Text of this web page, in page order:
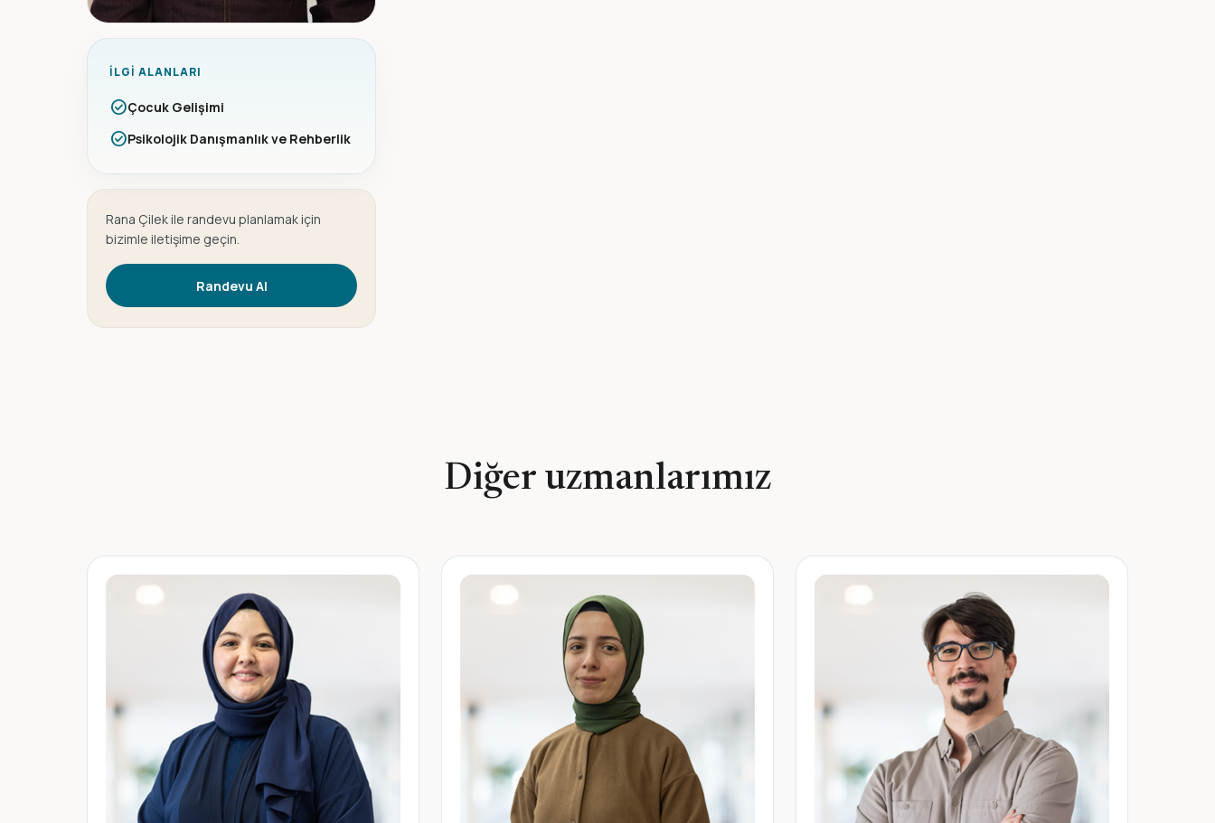
İLGI ALANLARI
check_circleÇocuk Gelişimi
check_circlePsikolojik Danışmanlık ve Rehberlik
Rana Çilek ile randevu planlamak için
bizimle iletişime geçin.
Randevu Al
Diğer uzmanlarımız